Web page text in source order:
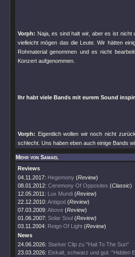
Vorph: Naja, es sind halt wir, aber es ist
vielleicht mögen das die Leute. Wir hätten
Rohmaterial genommen und es nicht
Konzert aufgenommen.
Ihr habt viele Bands mit eurem Sound
Vorph: Eigentlich wollen wir noch nicht
schlecht. Uns haben eben auch einige Bands
Mehr von Samael
Reviews
04.11.2017: Hegemony (Review)
08.01.2012: Ceremony Of Opposites (Classic)
12.05.2011: Lux Mundi (Review)
22.12.2010: Antigod (Review)
07.03.2009: Above (Review)
01.06.2007: Solar Soul (Review)
03.11.2004: Reign Of Light (Review)
News
24.06.2026: Starker Clip zu "Hail To The Sun"
23.03.2026: Eiskalt, schwarz und gut: "Hidden